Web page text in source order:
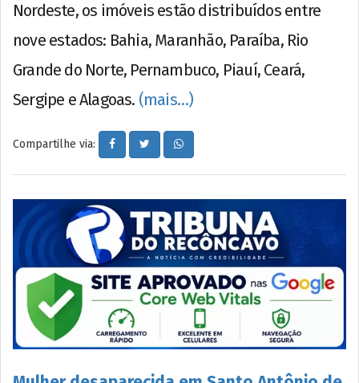
Nordeste, os imóveis estão distribuídos entre
nove estados: Bahia, Maranhão, Paraíba, Rio
Grande do Norte, Pernambuco, Piauí, Ceará,
Sergipe e Alagoas. (mais…)
Compartilhe via: